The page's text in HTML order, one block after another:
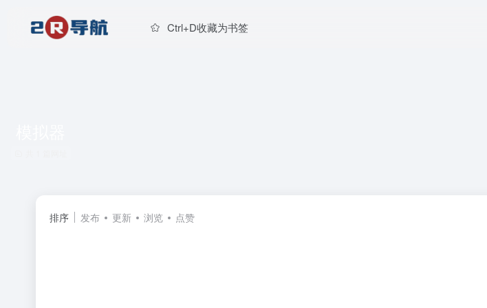
Ctrl+D收藏为书签
排序 发布 更新 浏览 点赞